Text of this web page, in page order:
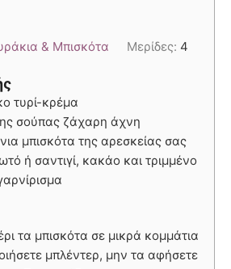
& Μπισκότα Μερίδες: 4
τυρί-κρέμα
σούπας ζάχαρη άχνη
μπισκότα της αρεσκείας σας
ή σαντιγί, κακάο και τριμμένο
τα μπισκότα σε μικρά κομμάτια
μπλέντερ, μην τα αφήσετε